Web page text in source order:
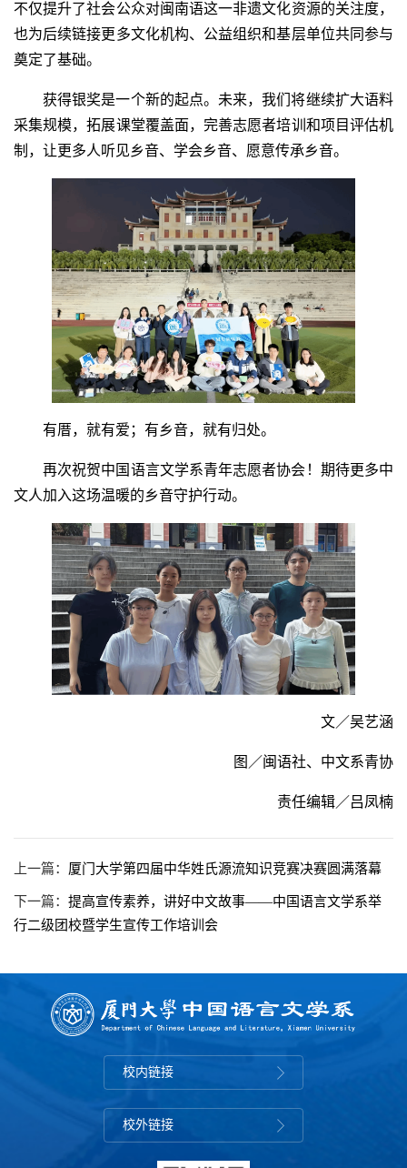
不仅提升了社会公众对闽南语这一非遗文化资源的关注度，
也为后续链接更多文化机构、公益组织和基层单位共同参与
奠定了基础。
获得银奖是一个新的起点。未来，我们将继续扩大语料
采集规模，拓展课堂覆盖面，完善志愿者培训和项目评估机
制，让更多人听见乡音、学会乡音、愿意传承乡音。
有厝，就有爱；有乡音，就有归处。
再次祝贺中国语言文学系青年志愿者协会！期待更多中
文人加入这场温暖的乡音守护行动。
文／吴艺涵
图／闽语社、中文系青协
责任编辑／吕凤楠
上一篇： 厦门大学第四届中华姓氏源流知识竞赛决赛圆满落幕
下一篇： 提高宣传素养，讲好中文故事——中国语言文学系举
行二级团校暨学生宣传工作培训会
校内链接
校外链接